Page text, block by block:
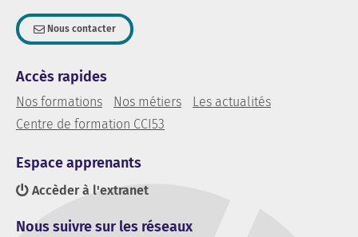
Nous contacter
Accès rapides
Nos formations Nos métiers
Les actualités
Centre de formation CCI53
Espace apprenants
Accèder à l'extranet
Nous suivre sur les réseaux